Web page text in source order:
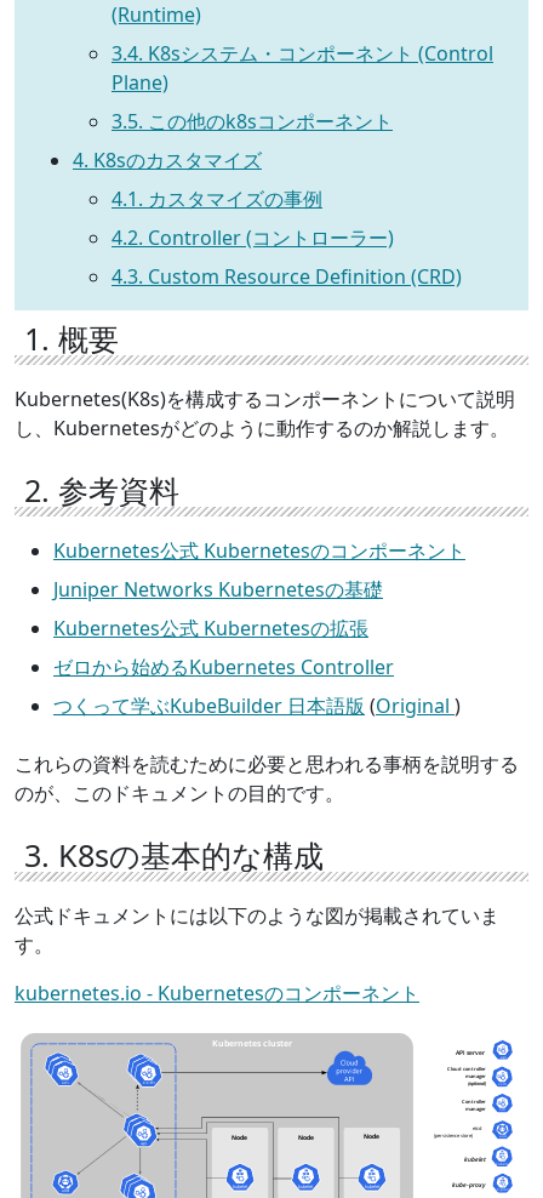
(Runtime)
3.4. K8sシステム・コンポーネント (Control
Plane)
3.5. この他のk8sコンポーネント
4. K8sのカスタマイズ
4.1. カスタマイズの事例
4.2. Controller (コントローラー)
4.3. Custom Resource Definition (CRD)
1. 概要
Kubernetes(K8s)を構成するコンポーネントについて説明
し、Kubernetesがどのように動作するのか解説します。
2. 参考資料
Kubernetes公式 Kubernetesのコンポーネント
Juniper Networks Kubernetesの基礎
Kubernetes公式 Kubernetesの拡張
ゼロから始めるKubernetes Controller
つくって学ぶKubeBuilder 日本語版 (Original )
これらの資料を読むために必要と思われる事柄を説明する
のが、このドキュメントの目的です。
3. K8sの基本的な構成
公式ドキュメントには以下のような図が掲載されていま
す。
kubernetes.io - Kubernetesのコンポーネント